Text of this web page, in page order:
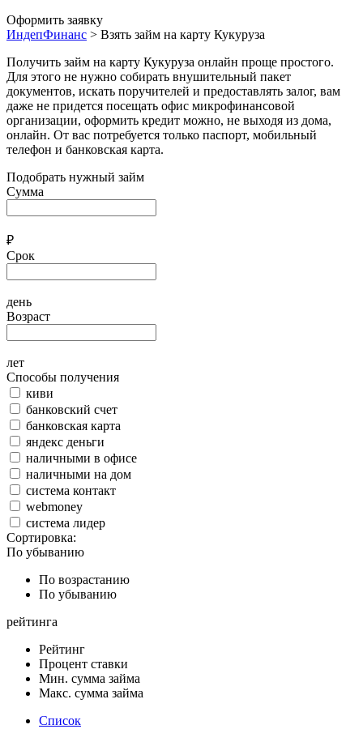
Оформить заявку
ИндепФинанс > Взять займ на карту Кукуруза
Получить займ на карту Кукуруза онлайн проще простого.
Для этого не нужно собирать внушительный пакет
документов, искать поручителей и предоставлять залог, вам
даже не придется посещать офис микрофинансовой
организации, оформить кредит можно, не выходя из дома,
онлайн. От вас потребуется только паспорт, мобильный
телефон и банковская карта.
Подобрать нужный займ
Сумма
₽
Срок
день
Возраст
лет
Способы получения
киви
банковский счет
банковская карта
яндекс деньги
наличными в офисе
наличными на дом
система контакт
webmoney
система лидер
Сортировка:
По убыванию
По возрастанию
По убыванию
рейтинга
Рейтинг
Процент ставки
Мин. сумма займа
Макс. сумма займа
Список